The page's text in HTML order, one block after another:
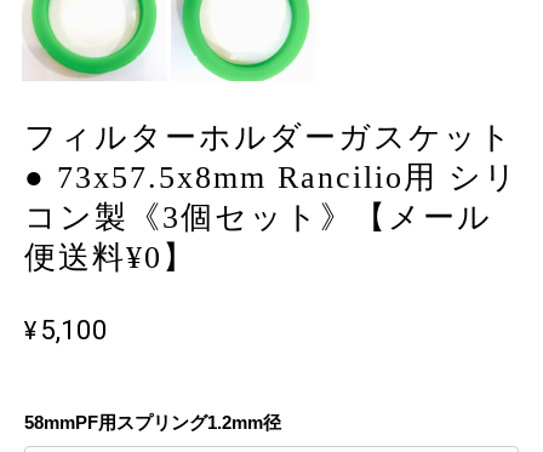
フィルターホルダーガスケット
● 73x57.5x8mm Rancilio用 シリ
コン製《3個セット》【メール
便送料¥0】
¥5,100
58mmPF用スプリング1.2mm径